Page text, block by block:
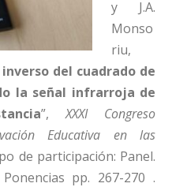
y J.A.
Monso
riu,
del cuadrado de
la señal infrarroja de
”,XXXI Congreso
Educativa en las
de participación: Panel.
pp. 267-270 .